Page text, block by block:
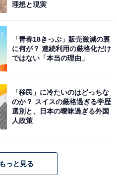
制加入をやめたなら、会員
般の団体と同様に運営方法
れをアピールして、「入り
とも必須です。これまで
をやめ、任意の募集で、集
とをやる」と考えるので
理想と現実
「青春18きっぷ」販売激減の裏
に何が？ 連続利用の厳格化だけ
ではない「本当の理由」
「移民」に冷たいのはどっちな
のか？ スイスの厳格過ぎる学歴
選別と、日本の曖昧過ぎる外国
人政策
っと見る